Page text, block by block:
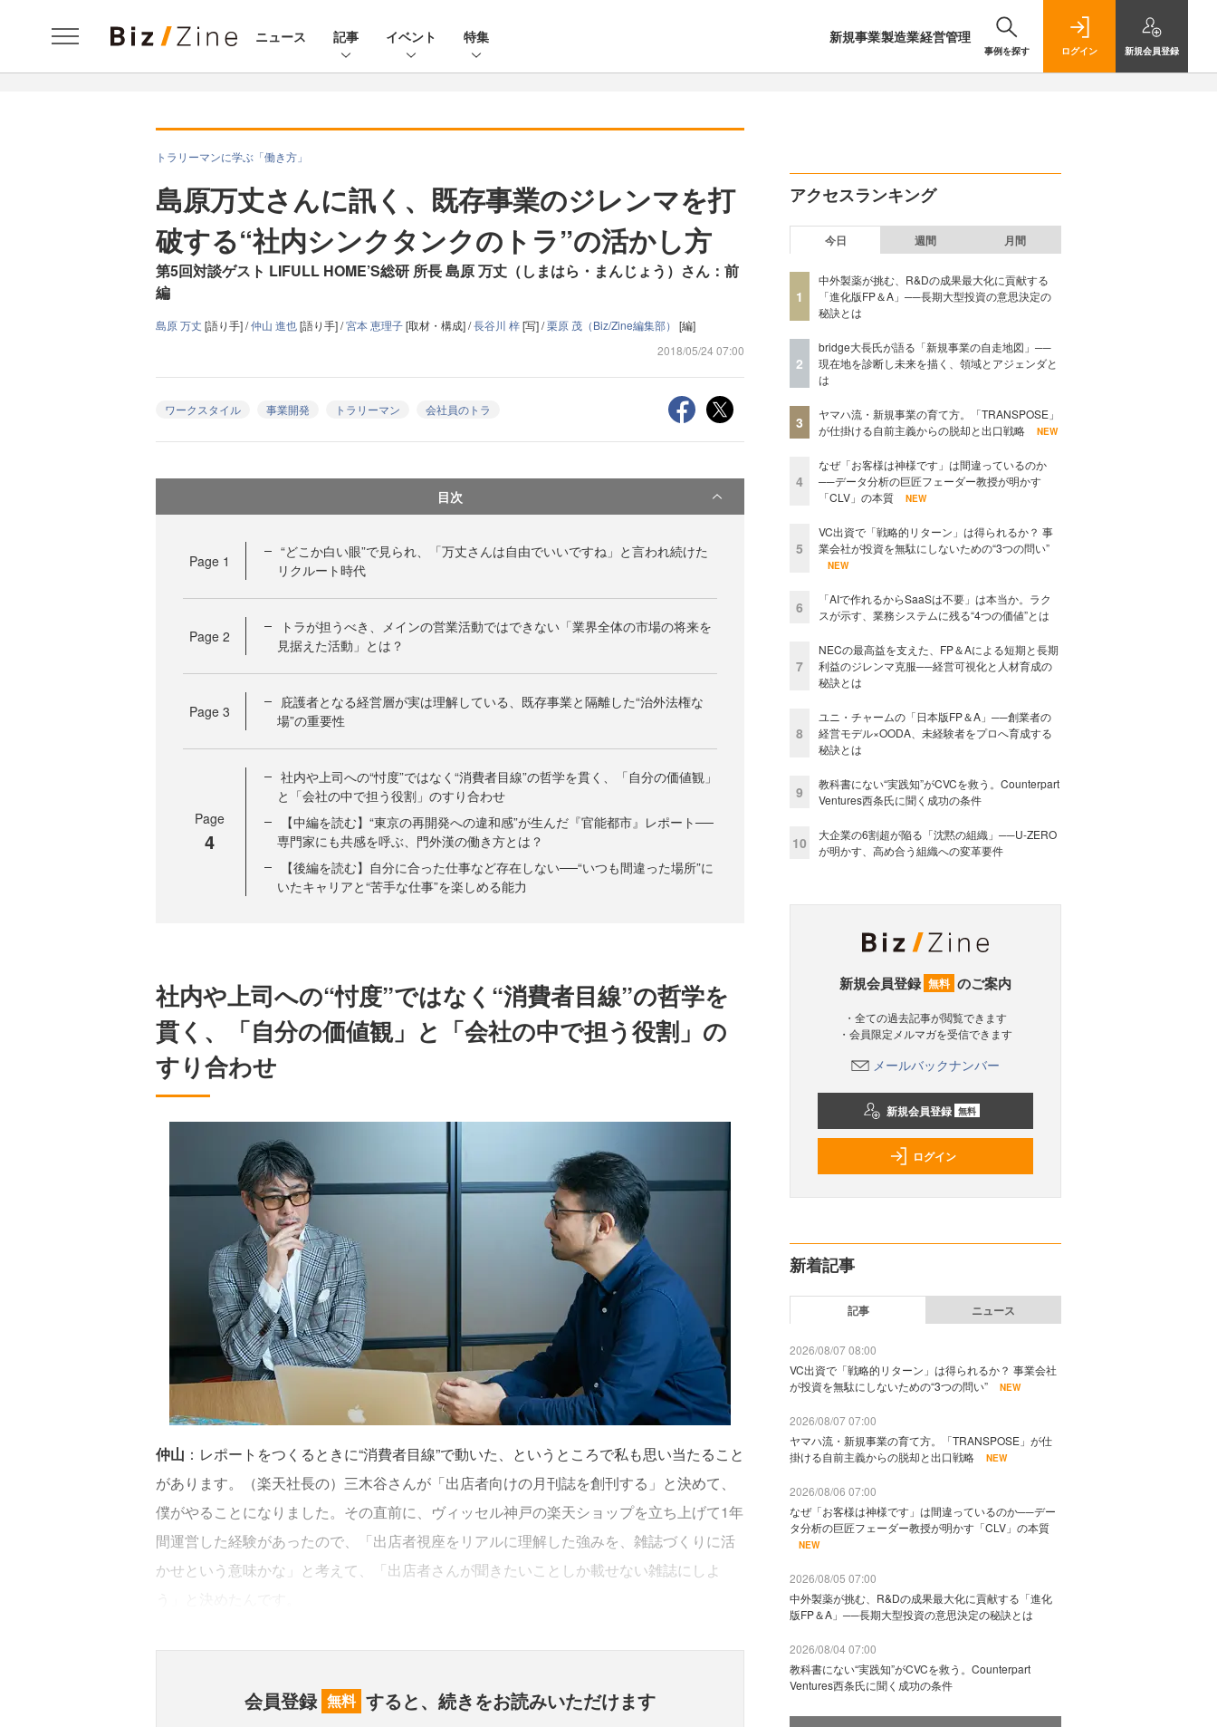
ニュース 記事 イベント 特集 新規事業製造業経営管理
事例を探す ログイン 新規会員登録
トラリーマンに学ぶ「働き方」
島原万丈さんに訊く、既存事業のジレンマを打
破する“社内シンクタンクのトラ”の活かし方
第5回対談ゲスト LIFULL HOME’S総研 所長 島原 万丈（しまはら・まんじょう）さん：前
編
島原 万丈 [語り手] /仲山 進也[語り手] /宮本 恵理子[取材・構成] /長谷川 梓[写] /栗原 茂（Biz/Zine編集部） [編]
2018/05/24 07:00
ワークスタイル 事業開発 トラリーマン 会社員のトラ
目次
Page 1
“どこか白い眼”で見られ、「万丈さんは自由でいいですね」と言われ続けた
リクルート時代
Page 2
トラが担うべき、メインの営業活動ではできない「業界全体の市場の将来を
見据えた活動」とは？
Page 3
庇護者となる経営層が実は理解している、既存事業と隔離した“治外法権な
場”の重要性
Page
4
社内や上司への“忖度”ではなく“消費者目線”の哲学を貫く、「自分の価値観」
と「会社の中で担う役割」のすり合わせ
【中編を読む】“東京の再開発への違和感”が生んだ『官能都市』レポート──
専門家にも共感を呼ぶ、門外漢の働き方とは？
【後編を読む】自分に合った仕事など存在しない──“いつも間違った場所”に
いたキャリアと“苦手な仕事”を楽しめる能力
社内や上司への“忖度”ではなく“消費者目線”の哲学を
貫く、「自分の価値観」と「会社の中で担う役割」の
すり合わせ
仲山 ：レポートをつくるときに“消費者目線”で動いた、というところで私も思い当たること
があります。（楽天社長の）三木谷さんが「出店者向けの月刊誌を創刊する」と決めて、
僕がやることになりました。その直前に、ヴィッセル神戸の楽天ショップを立ち上げて1年
間運営した経験があったので、「出店者視座をリアルに理解した強みを、雑誌づくりに活
かせという意味かな」と考えて、「出店者さんが聞きたいことしか載せない雑誌にしよ
会員登録 無料 すると、続きをお読みいただけます
アクセスランキング
今日 週間 月間
1
中外製薬が挑む、R&Dの成果最大化に貢献する
「進化版FP＆A」──長期大型投資の意思決定の
秘訣とは
2
bridge大長氏が語る「新規事業の自走地図」──
現在地を診断し未来を描く、領域とアジェンダと
は
3
ヤマハ流・新規事業の育て方。「TRANSPOSE」
が仕掛ける自前主義からの脱却と出口戦略
NEW
4
なぜ「お客様は神様です」は間違っているのか
──データ分析の巨匠フェーダー教授が明かす
「CLV」の本質
NEW
5
VC出資で「戦略的リターン」は得られるか？ 事
業会社が投資を無駄にしないための“3つの問い”
NEW
6
「AIで作れるからSaaSは不要」は本当か。ラク
スが示す、業務システムに残る“4つの価値”とは
7
NECの最高益を支えた、FP＆Aによる短期と長期
利益のジレンマ克服──経営可視化と人材育成の
秘訣とは
8
ユニ・チャームの「日本版FP＆A」──創業者の
経営モデル×OODA、未経験者をプロへ育成する
秘訣とは
9
教科書にない“実践知”がCVCを救う。Counterpart
Ventures西条氏に聞く成功の条件
10
大企業の6割超が陥る「沈黙の組織」──U-ZERO
が明かす、高め合う組織への変革要件
新規会員登録 無料 のご案内
・全ての過去記事が閲覧できます
・会員限定メルマガを受信できます
メールバックナンバー
新規会員登録 無料
ログイン
新着記事
記事 ニュース
2026/08/07 08:00
VC出資で「戦略的リターン」は得られるか？ 事業会社
が投資を無駄にしないための“3つの問い”
NEW
2026/08/07 07:00
ヤマハ流・新規事業の育て方。「TRANSPOSE」が仕
掛ける自前主義からの脱却と出口戦略
NEW
2026/08/06 07:00
なぜ「お客様は神様です」は間違っているのか──デー
タ分析の巨匠フェーダー教授が明かす「CLV」の本質
NEW
2026/08/05 07:00
中外製薬が挑む、R&Dの成果最大化に貢献する「進化
版FP＆A」──長期大型投資の意思決定の秘訣とは
2026/08/04 07:00
教科書にない“実践知”がCVCを救う。Counterpart
Ventures西条氏に聞く成功の条件